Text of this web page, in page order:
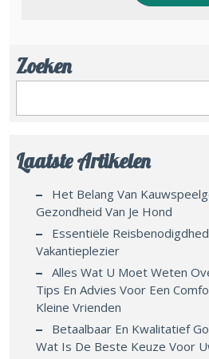
Zoeken
Laatste Artikelen
Het Belang Van
Gezondheid Van Je Hond
Essentiële
Vakantieplezier
Alles Wat U Moet Weten
Tips En Advies Voor Een
Kleine Vrienden
Betaalbaar En Kwalitatief
Wat Is De Beste Keuze Voor